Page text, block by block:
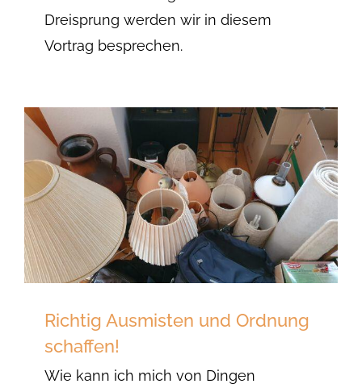
Dreisprung werden wir in diesem
Vortrag besprechen.
Richtig Ausmisten und Ordnung
schaffen!
Wie kann ich mich von Dingen